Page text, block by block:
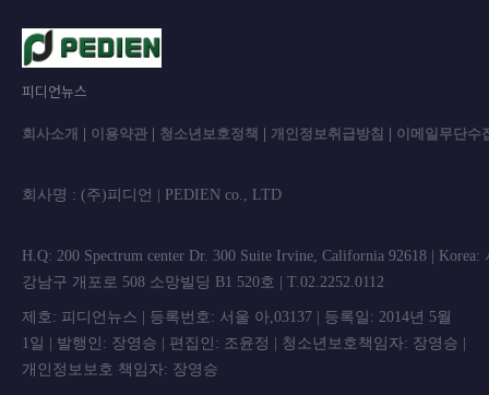
피디언뉴스
회사소개 이용약관 청소년보호정책 개인정보취급방침 이메일무단수
회사명 : (주)피디언 | PEDIEN co.,
H.Q: 200 Spectrum center Dr. 300 Suite Irvine, California 92618 | Korea:
강남구 개포로 508 소망빌딩 B1 520호 | T.02.2252.0112
제호: 피디언뉴스 | 등록번호: 서울 아,03137 | 등록일: 2014년 5월
1일 | 발행인: 장영승 | 편집인: 조윤정 | 청소년보호책임자: 장영승 |
개인정보보호 책임자: 장영승